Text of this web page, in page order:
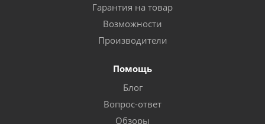
Гарантия на товар
Возможности
Производители
Помощь
Блог
Вопрос-ответ
Обзоры